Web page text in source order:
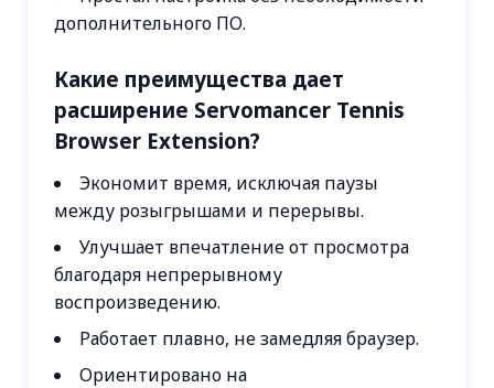
дополнительного ПО.
Какие преимущества дает
расширение Servomancer Tennis
Browser Extension?
Экономит время, исключая паузы
между розыгрышами и перерывы.
Улучшает впечатление от просмотра
благодаря непрерывному
воспроизведению.
Работает плавно, не замедляя браузер.
Ориентировано на